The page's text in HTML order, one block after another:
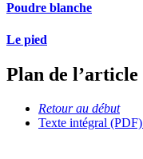
Poudre blanche
Le pied
Plan de l’article
Retour au début
Texte intégral (PDF)